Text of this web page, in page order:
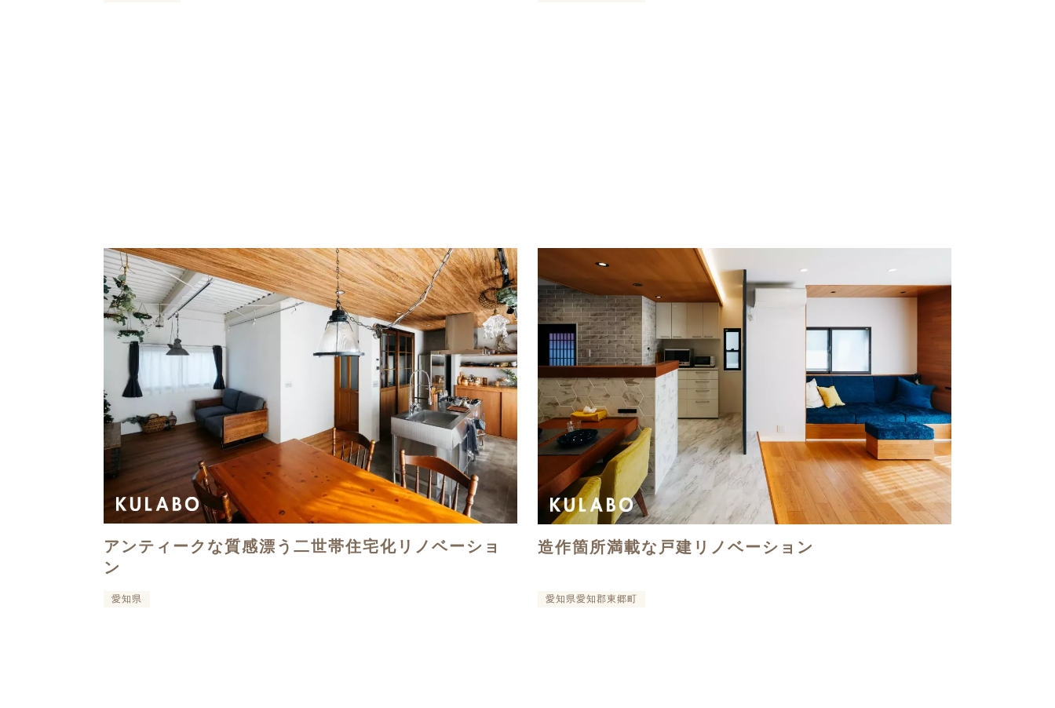
アンティークな質感漂う二世帯住宅化リノベーショ
ン
愛知県
造作箇所満載な戸建リノベーション
愛知県愛知郡東郷町